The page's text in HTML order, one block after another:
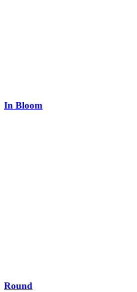
In Bloom
Round